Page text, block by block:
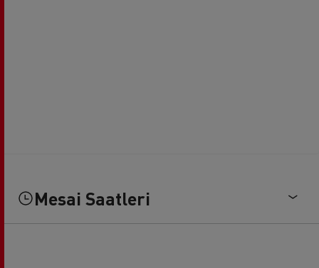
Mesai Saatleri